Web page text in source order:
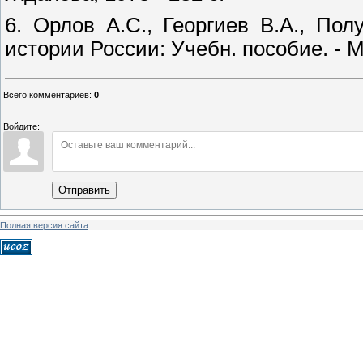
6. Орлов А.С., Георгиев В.А.,
истории России: Учебн. пособие. -
Всего комментариев: 0
Войдите:
Отправить
Полная версия сайта